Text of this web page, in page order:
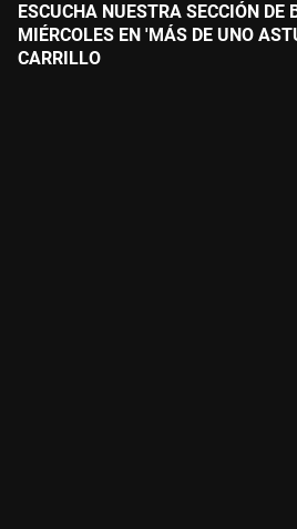
ESCUCHA NUESTRA SECCIÓN DE
MIÉRCOLES EN 'MÁS DE UNO
CARRILLO